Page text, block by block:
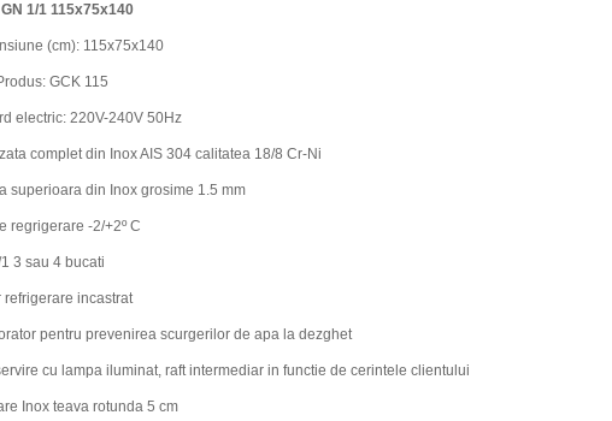
1/1 115x75x140
(cm): 115x75x140
GCK 115
electric: 220V-240V 50Hz
complet din Inox AIS 304 calitatea 18/8 Cr-Ni
superioara din Inox grosime 1.5 mm
regrigerare -2/+2º C
3 sau 4 bucati
refrigerare incastrat
pentru prevenirea scurgerilor de apa la dezghet
cu lampa iluminat, raft intermediar in functie de cerintele clientului
Inox teava rotunda 5 cm